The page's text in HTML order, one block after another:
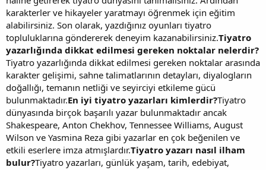
karakterler ve hikayeler yaratmayı öğrenmek için eğitim
alabilirsiniz. Son olarak, yazdığınız oyunları tiyatro
topluluklarına göndererek deneyim kazanabilirsiniz.Tiyatro
yazarlığında dikkat edilmesi gereken noktalar nelerdir?
Tiyatro yazarlığında dikkat edilmesi gereken noktalar arasında
karakter gelişimi, sahne talimatlarının detayları, diyalogların
doğallığı, temanın netliği ve seyirciyi etkileme gücü
bulunmaktadır.En iyi tiyatro yazarları kimlerdir?Tiyatro
dünyasında birçok başarılı yazar bulunmaktadır ancak
Shakespeare, Anton Chekhov, Tennessee Williams, August
Wilson ve Yasmina Reza gibi yazarlar en çok beğenilen ve
etkili eserlere imza atmışlardır.Tiyatro yazarı nasıl ilham
bulur?Tiyatro yazarları, günlük yaşam, tarih, edebiyat,